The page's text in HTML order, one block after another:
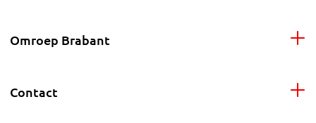
Omroep Brabant
Contact